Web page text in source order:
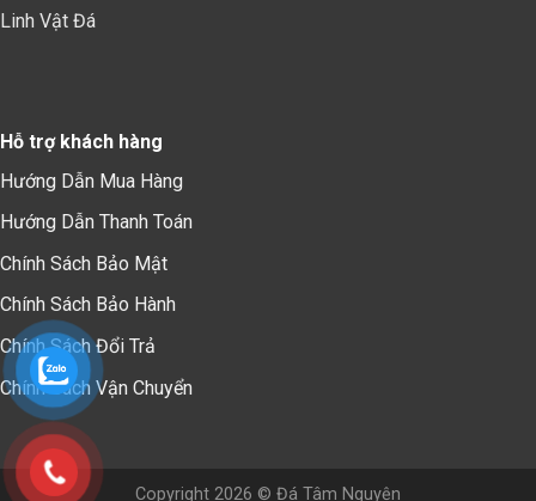
Linh Vật Đá
Hỗ trợ khách hàng
Hướng Dẫn Mua Hàng
Hướng Dẫn Thanh Toán
Chính Sách Bảo Mật
Chính Sách Bảo Hành
Chính Sách Đổi Trả
Chính Sách Vận Chuyển
Copyright 2026 © Đá Tâm Nguyện